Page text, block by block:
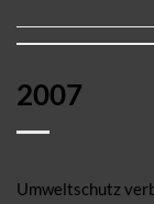
2007
Umweltschutz